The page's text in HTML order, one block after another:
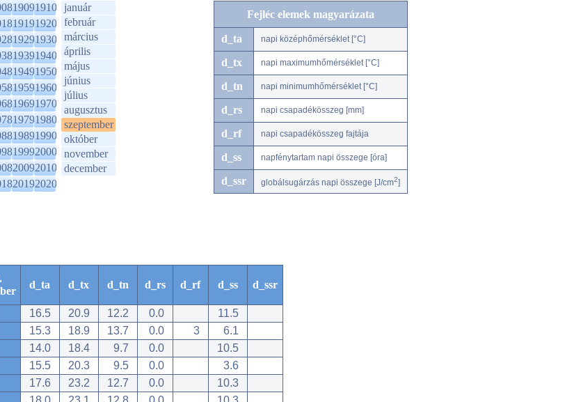
19091910
19191920
19291930
19391940
19491950
19591960
19691970
19791980
19891990
19992000
20092010
20192020
január
február
március
április
május
június
július
augusztus
szeptember
október
november
december
Fejléc elemek magyarázata
d_ta napi középhőmérséklet [°C]
d_tx napi maximumhőmérséklet [°C]
d_tn napi minimumhőmérséklet [°C]
d_rs napi csapadékösszeg [mm]
d_rf napi csapadékösszeg fajtája
d_ss napfénytartam napi összege [óra]
d_ssr globálsugárzás napi összege [J/cm2]
d_ta d_tx d_tn d_rs d_rf d_ss d_ssr
16.5 20.9 12.2 0.0
11.5
15.3 18.9 13.7 0.0 3
6.1
14.0 18.4 9.7 0.0
10.5
15.5 20.3 9.5 0.0
3.6
17.6 23.2 12.7 0.0
10.3